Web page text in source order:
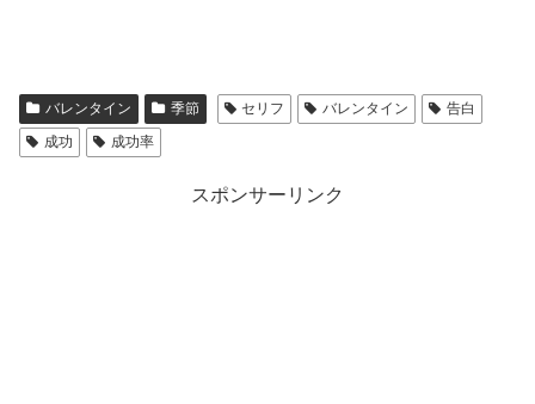
バレンタイン 季節 セリフ バレンタイン
告白
成功
成功率
スポンサーリンク